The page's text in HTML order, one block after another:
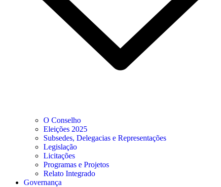
O Conselho
Eleições 2025
Subsedes, Delegacias e Representações
Legislação
Licitações
Programas e Projetos
Relato Integrado
Governança